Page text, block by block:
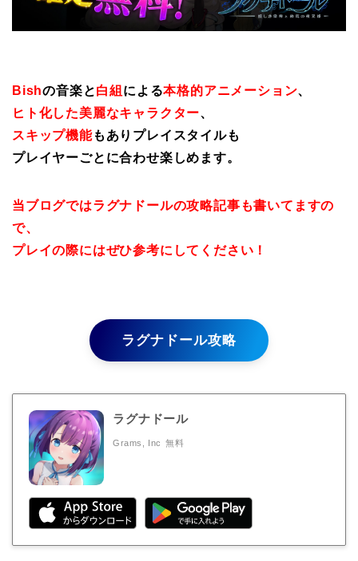
Bishの音楽と白組 による本格的アニメーション、
ヒト化した美麗なキャラクター、
スキップ機能もありプレイスタイルも
プレイヤーごとに合わせ楽しめます。
当ブログではラグナドールの攻略記事も書いてますの
で、
プレイの際にはぜひ参考にしてください！
ラグナドール攻略
ラグナドール
Grams, Inc 無料